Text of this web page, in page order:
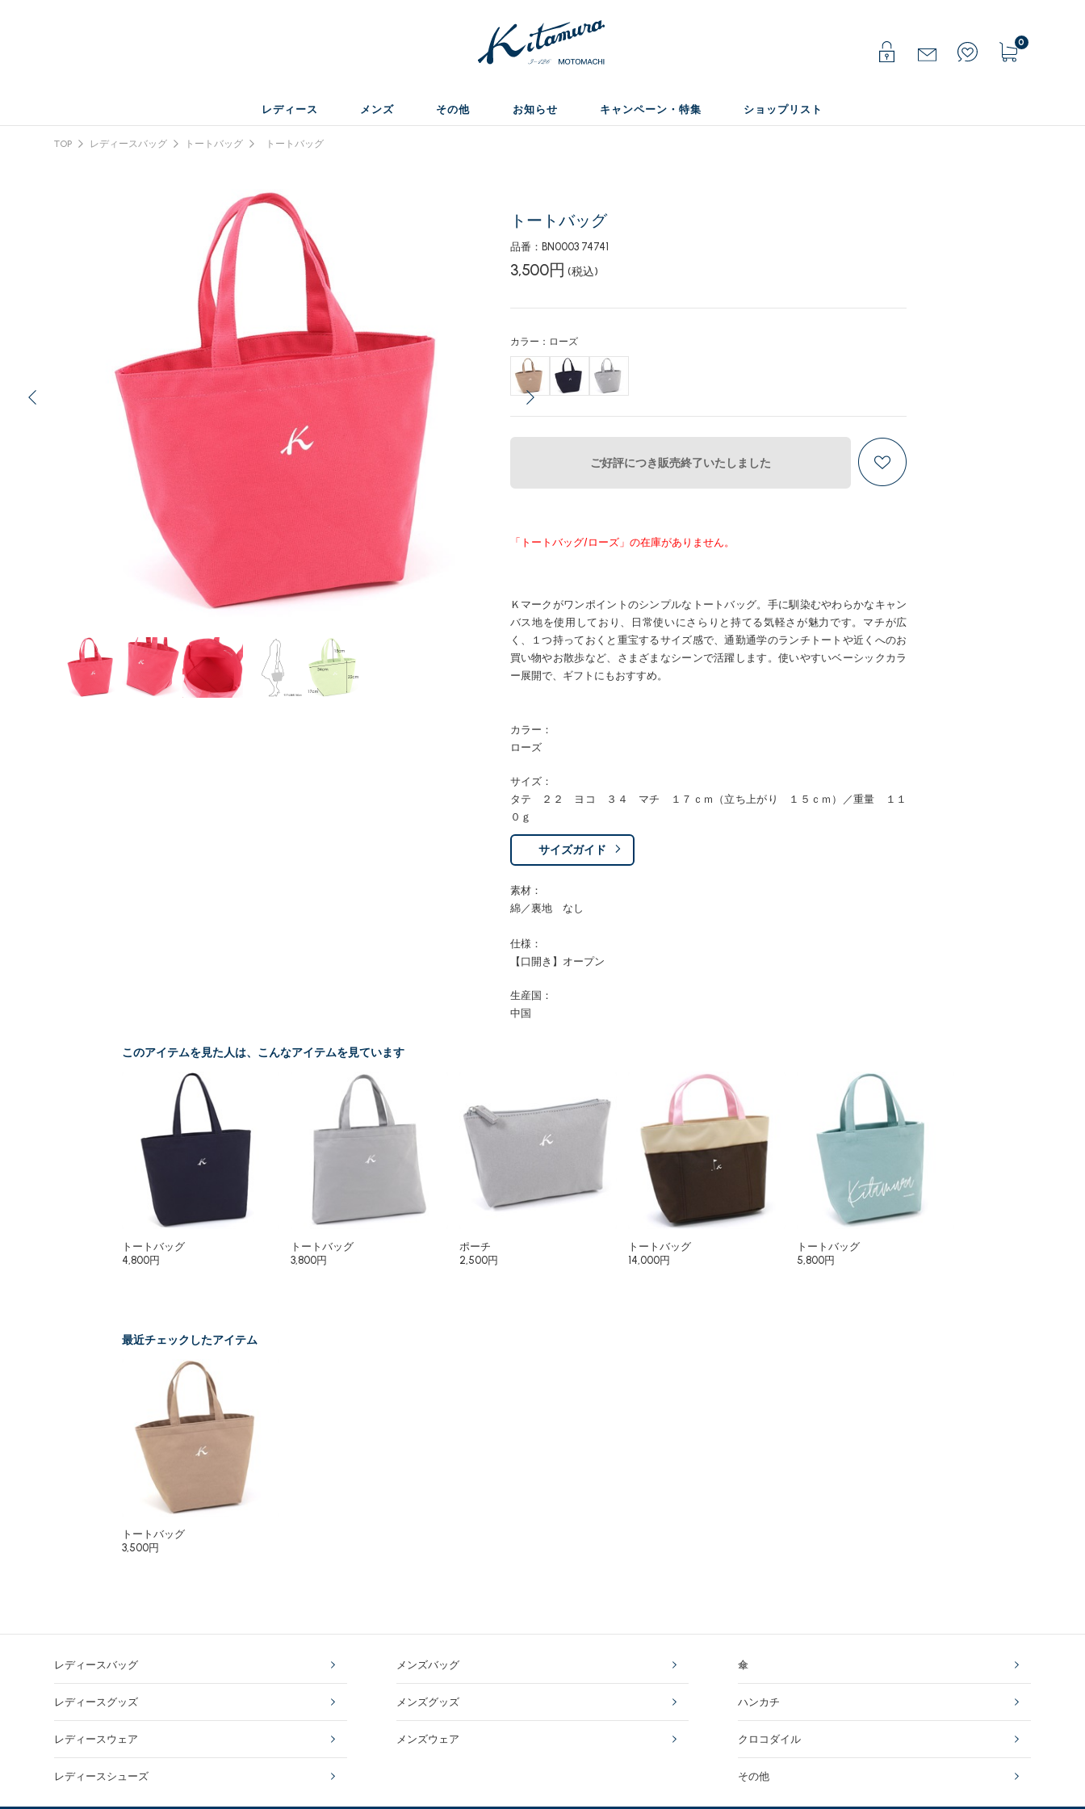
0
レディース メンズ その他 お知らせ キャンペーン・特集 ショップリスト
TOP レディースバッグ トートバッグ トートバッグ
トートバッグ
品番：BN0003 74741
3,500円 (税込)
カラー：ローズ
ご好評につき販売終了いたしました
「トートバッグ/ローズ」の在庫がありません。
Ｋマークがワンポイントのシンプルなトートバッグ。手に馴染むやわらかなキャン
バス地を使用しており、日常使いにさらりと持てる気軽さが魅力です。マチが広
く、１つ持っておくと重宝するサイズ感で、通勤通学のランチトートや近くへのお
買い物やお散歩など、さまざまなシーンで活躍します。使いやすいベーシックカラ
ー展開で、ギフトにもおすすめ。
カラー：
ローズ
サイズ：
タテ ２２ ヨコ ３４ マチ １７ｃｍ（立ち上がり １５ｃｍ）／重量 １１
０ｇ
サイズガイド
素材：
綿／裏地 なし
仕様：
【口開き】オープン
生産国：
中国
このアイテムを見た人は、こんなアイテムを見ています
トートバッグ
4,800円
トートバッグ
3,800円
ポーチ
2,500円
トートバッグ
14,000円
トートバッグ
5,800円
最近チェックしたアイテム
トートバッグ
3,500円
レディースバッグ
レディースグッズ
レディースウェア
レディースシューズ
メンズバッグ
メンズグッズ
メンズウェア
傘
ハンカチ
クロコダイル
その他